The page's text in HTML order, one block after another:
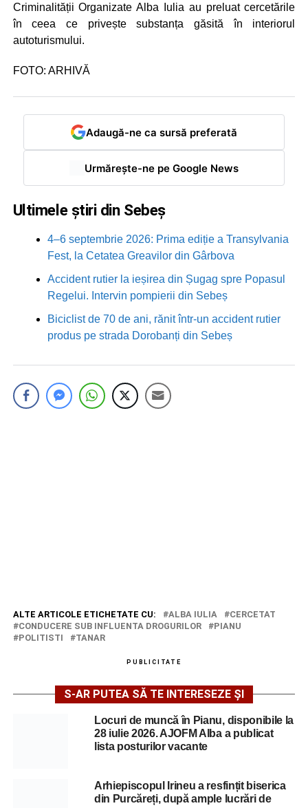
Criminalității Organizate Alba Iulia au preluat cercetările
în ceea ce privește substanța găsită în interiorul
autoturismului.
FOTO: ARHIVĂ
Adaugă-ne ca sursă preferată
Urmărește-ne pe Google News
Ultimele știri din Sebeș
4–6 septembrie 2026: Prima ediție a Transylvania
Fest, la Cetatea Greavilor din Gârbova
Accident rutier la ieșirea din Șugag spre Popasul
Regelui. Intervin pompierii din Sebeș
Biciclist de 70 de ani, rănit într-un accident rutier
produs pe strada Dorobanți din Sebeș
ALTE ARTICOLE ETICHETATE CU: ALBA IULIA
CERCETAT
CONDUCERE SUB INFLUENTA DROGURILOR
PIANU
POLITISTI
TANAR
PUBLICITATE
S-AR PUTEA SĂ TE INTERESEZE ȘI
Locuri de muncă în Pianu, disponibile la
28 iulie 2026. AJOFM Alba a publicat
lista posturilor vacante
Arhiepiscopul Irineu a resfințit biserica
din Purcăreți, după ample lucrări de